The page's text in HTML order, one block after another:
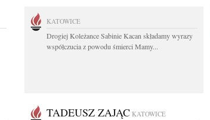
KATOWICE
Drogiej Koleżance Sabinie Kacan składamy wyrazy
współczucia z powodu śmierci Mamy...
TADEUSZ ZAJĄC KATOWICE